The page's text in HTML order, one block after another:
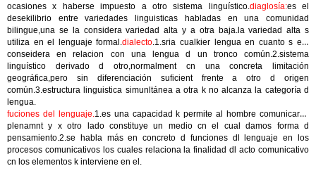
ocasiones x haberse impuesto a otro sistema linguístico.diaglosía:es el
desekilibrio entre variedades linguisticas habladas en una comunidad
bilingue,una se la considera variedad alta y a otra baja.la variedad alta s
utiliza en el lenguaje formal.dialecto.1.sria cualkier lengua en cuanto s ela
conseidera en relacion con una lengua d un tronco común.2.sistema
linguístico derivado d otro,normalment cn una concreta limitación
geográfica,pero sin diferenciación suficient frente a otro d origen
común.3.estructura linguistica simunltánea a otra k no alcanza la categoría d
lengua.
fuciones del lenguaje.1.es una capacidad k permite al hombre comunicarse
plenamnt y x otro lado constituye un medio cn el cual damos forma d
pensamiento.2.se habla más en concreto d funciones dl lenguaje en los
procesos comunicativos los cuales relaciona la finalidad dl acto comunicativo
cn los elementos k interviene en el.